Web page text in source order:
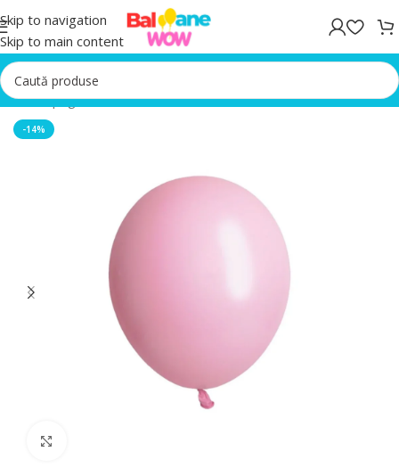
Skip to navigation
Skip to main content
Prima pagină/Seturi Baloane
-14%